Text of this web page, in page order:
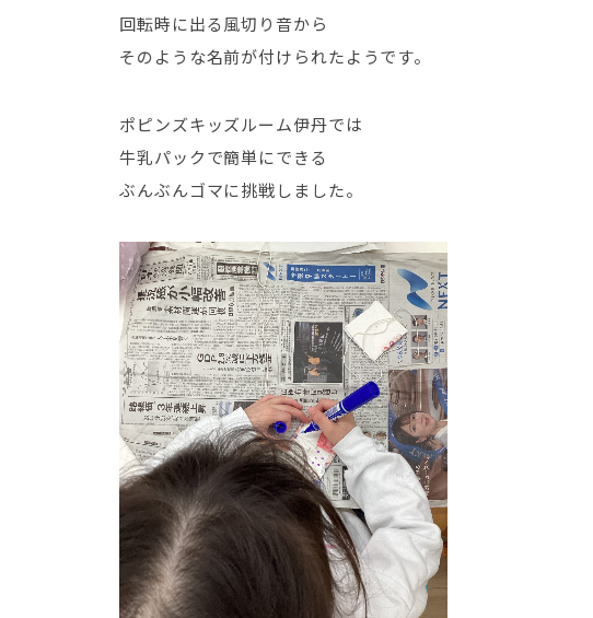
回転時に出る風切り音から
そのような名前が付けられたようです。
ポピンズキッズルーム伊丹では
牛乳パックで簡単にできる
ぶんぶんゴマに挑戦しました。